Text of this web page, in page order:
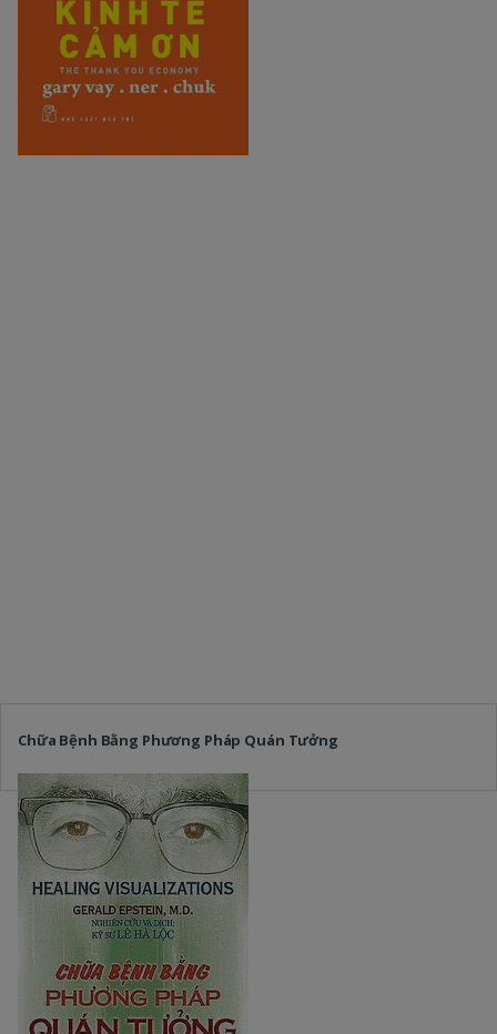
Chữa Bệnh Bằng Phương Pháp Quán Tưởng